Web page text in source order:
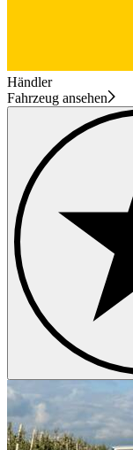
Händler
Fahrzeug ansehen